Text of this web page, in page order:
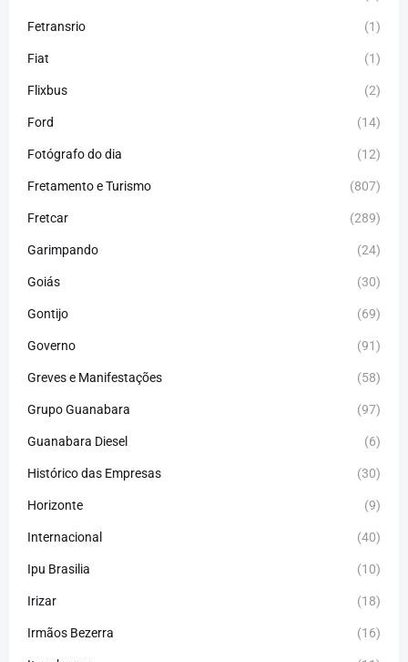
Fetransrio (1)
Fiat (1)
Flixbus (2)
Ford (14)
Fotógrafo do dia (12)
Fretamento e Turismo (807)
Fretcar (289)
Garimpando (24)
Goiás (30)
Gontijo (69)
Governo (91)
Greves e Manifestações (58)
Grupo Guanabara (97)
Guanabara Diesel (6)
Histórico das Empresas (30)
Horizonte (9)
Internacional (40)
Ipu Brasilia (10)
Irizar (18)
Irmãos Bezerra (16)